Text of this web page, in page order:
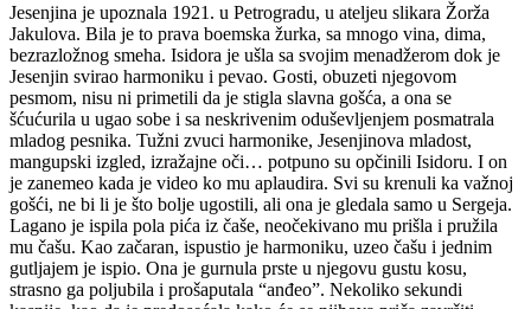
Jesenjina je upoznala 1921. u Petrogradu, u ateljeu slikara Žorža
Jakulova. Bila je to prava boemska žurka, sa mnogo vina, dima,
bezrazložnog smeha. Isidora je ušla sa svojim menadžerom dok je
Jesenjin svirao harmoniku i pevao. Gosti, obuzeti njegovom
pesmom, nisu ni primetili da je stigla slavna gošća, a ona se
šćućurila u ugao sobe i sa neskrivenim oduševljenjem posmatrala
mladog pesnika. Tužni zvuci harmonike, Jesenjinova mladost,
mangupski izgled, izražajne oči… potpuno su opčinili Isidoru. I on
je zanemeo kada je video ko mu aplaudira. Svi su krenuli ka važnoj
gošći, ne bi li je što bolje ugostili, ali ona je gledala samo u Sergeja.
Lagano je ispila pola pića iz čaše, neočekivano mu prišla i pružila
mu čašu. Kao začaran, ispustio je harmoniku, uzeo čašu i jednim
gutljajem je ispio. Ona je gurnula prste u njegovu gustu kosu,
strasno ga poljubila i prošaputala “anđeo”. Nekoliko sekundi